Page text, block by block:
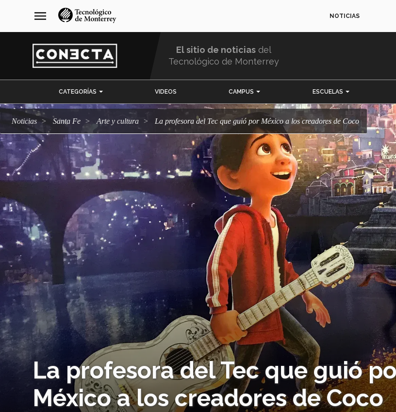
navegación
principal
menu NOTICIAS
El sitio de noticias del
Tecnológico de Monterrey
CATEGORÍAS VIDEOS CAMPUS ESCUELAS
Noticias Santa Fe arte y cultura La profesora del Tec que guió por México a los creadores de Coco
La profesora del Tec que guió
México a los creadores de Coco